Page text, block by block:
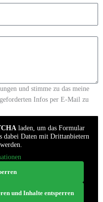
und stimme zu das meine
Infos per E-Mail zu
laden, um das Formular
dabei Daten mit Drittanbietern
und Inhalte entsperren